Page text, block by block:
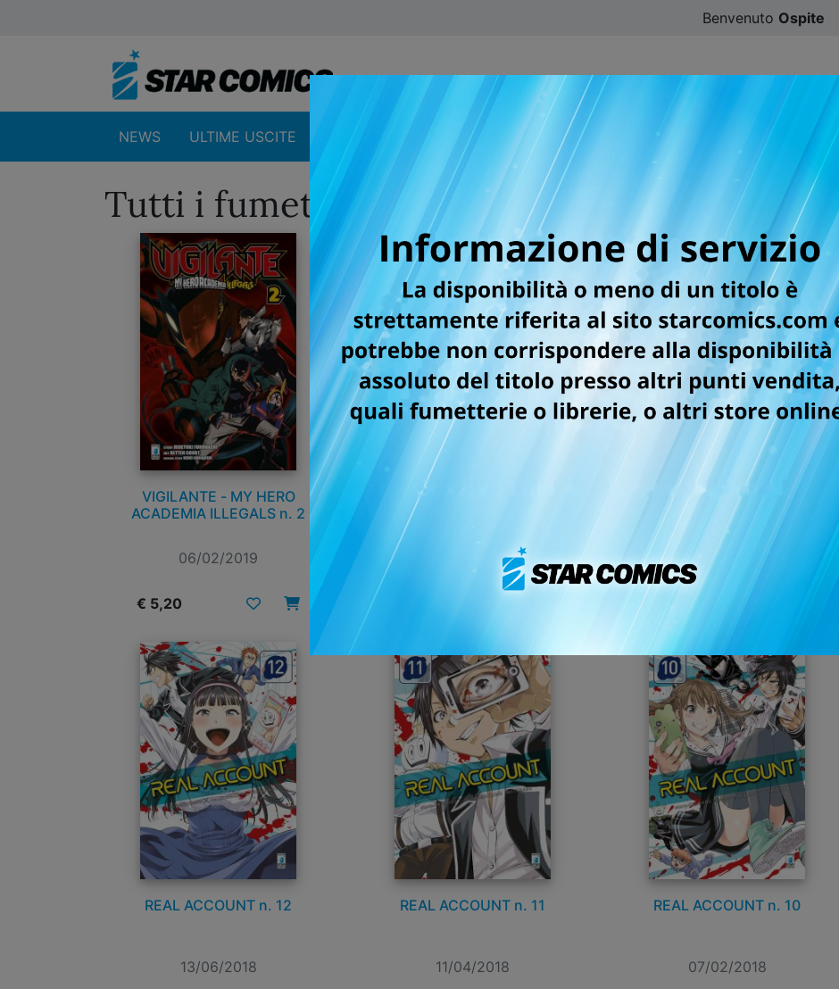
Benvenuto Ospite
NEWS ULTIME USCITE CATALOGO SFOGLIA ONLINE DIGISTAR #ILOVEMANGA
Tutti i fumetti per la testata KAPPA EXTRA
VIGILANTE - MY HERO
ACADEMIA ILLEGALS n. 2
06/02/2019
€ 5,20
VIGILANTE - MY HERO
ACADEMIA ILLEGALS n. 1
12/12/2018
REAL ACCOUNT n. 14
12/09/2018
€ 4,30
REAL ACCOUNT n. 12
13/06/2018
REAL ACCOUNT n. 11
11/04/2018
REAL ACCOUNT n. 10
07/02/2018